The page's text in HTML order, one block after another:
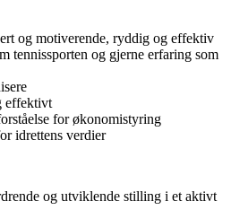
og motiverende, ryddig og effektiv
tennissporten og gjerne erfaring som
effektivt
for økonomistyring
idrettens verdier
og utviklende stilling i et aktivt